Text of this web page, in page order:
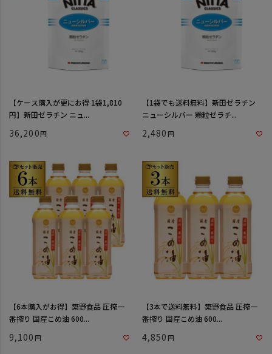
【ケース購入が更にお得 1袋1,810
円】新田ゼラチン ニュ...
36,200
【1袋でも送料無料】新田ゼラチン
ニューシルバー 顆粒ゼラチ...
2,480
【6本購入がお得】築野食品 圧搾一
番搾り 国産こめ油 600...
9,100
【3本で送料無料】築野食品 圧搾一
番搾り 国産こめ油 600...
4,850